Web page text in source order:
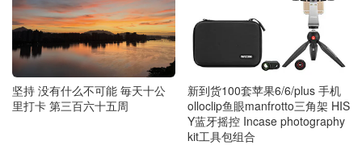
坚持 没有什么不可能 毎天十公
里打卡 第三百六十五周
新到货100套苹果6/6/plus 手机
olloclip鱼眼manfrotto三角架 HIS
Y蓝牙摇控 Incase photography
kit工具包组合